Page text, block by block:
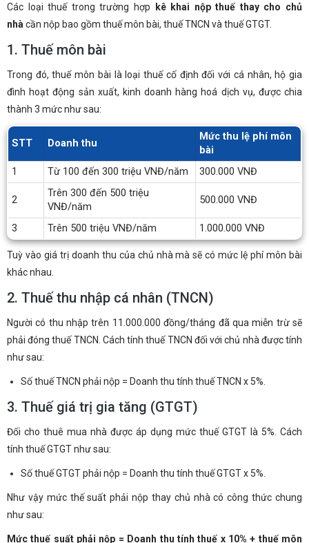
Các loại thuế trong trường hợp kê khai nộp thuế thay cho chủ
nhà cần nộp bao gồm thuế môn bài, thuế TNCN và thuế GTGT.
1. Thuế môn bài
Trong đó, thuế môn bài là loại thuế cố định đối với cá nhân, hộ gia
đình hoạt động sản xuất, kinh doanh hàng hoá dịch vụ, được chia
thành 3 mức như sau:
STT Doanh thu
Mức thu lệ phí môn
bài
1
Từ 100 đến 300 triệu VNĐ/năm 300.000 VNĐ
2
Trên 300 đến 500 triệu
VNĐ/năm
500.000 VNĐ
3 Trên 500 triệu VNĐ/năm 1.000.000 VNĐ
Tuỳ vào giá trị doanh thu của chủ nhà mà sẽ có mức lệ phí môn bài
khác nhau.
2. Thuế thu nhập cá nhân (TNCN)
Người có thu nhập trên 11.000.000 đồng/tháng đã qua miễn trừ sẽ
phải đóng thuế TNCN. Cách tính thuế TNCN đối với chủ nhà được tính
như sau:
Số thuế TNCN phải nộp = Doanh thu tính thuế TNCN x 5%.
3. Thuế giá trị gia tăng (GTGT)
Đối cho thuê mua nhà được áp dụng mức thuế GTGT là 5%. Cách
tính thuế GTGT như sau:
Số thuế GTGT phải nộp = Doanh thu tính thuế GTGT x 5%.
Như vậy mức thế suất phải nộp thay chủ nhà có công thức chung
như sau:
Mức thuế suất phải nộp = Doanh thu tính thuế x 10% + thuế môn